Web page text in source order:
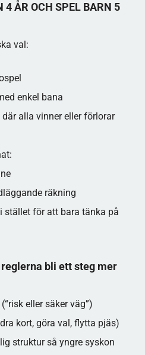
4 ÅR OCH SPEL BARN 5
val:
enkel bana
alla vinner eller förlorar
räkning
stället för att bara tänka på
bli ett steg mer
eller säker väg”)
kort, göra val, flytta pjäs)
struktur så yngre syskon